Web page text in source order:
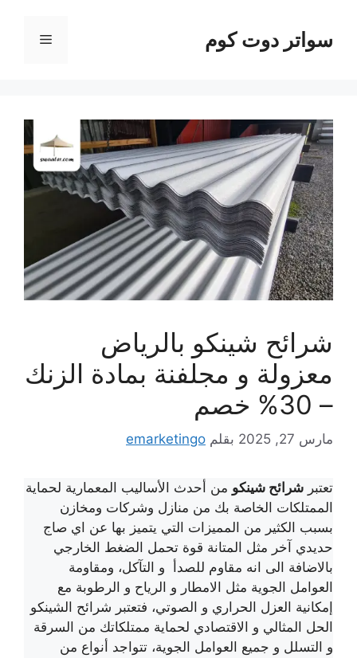
المحتوىسواتر دوت كوم القائمة
شرائح شينكو بالرياض
معزولة و مجلفنة بمادة الزنك
– 30% خصم
مارس 27, 2025 بقلم emarketingo
تعتبر شرائح شينكو من أحدث الأساليب المعمارية لحماية
الممتلكات الخاصة بك من منازل وشركات ومخازن
بسبب الكثير من المميزات التي يتميز بها عن اي صاج
حديدي آخر مثل المتانة قوة تحمل الضغط الخارجي
بالاضافة الى انه مقاوم للصدأ و التآكل، ومقاومة
العوامل الجوية مثل الامطار و الرياح و الرطوبة مع
إمكانية العزل الحراري و الصوتي، فتعتبر شرائح الشينكو
الحل المثالي و الاقتصادي لحماية ممتلكاتك من السرقة
و التسلل و جميع العوامل الجوية، تتواجد أنواع من